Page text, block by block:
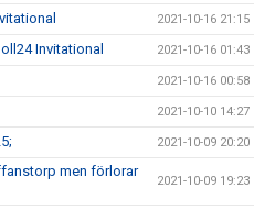
2021-10-16 21:15
Invitational 2021-10-16 01:43
2021-10-16 00:58
2021-10-10 14:27
2021-10-09 20:20
men förlorar
2021-10-09 19:23